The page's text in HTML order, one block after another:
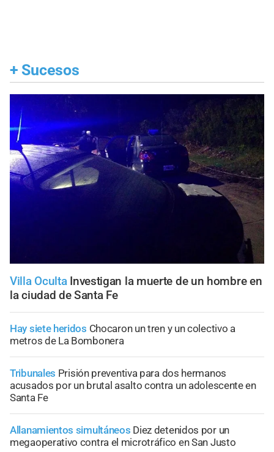
+ Sucesos
Villa Oculta Investigan la muerte de un hombre en
la ciudad de Santa Fe
Hay siete heridos Chocaron un tren y un colectivo a
metros de La Bombonera
Tribunales Prisión preventiva para dos hermanos
acusados por un brutal asalto contra un adolescente en
Santa Fe
Allanamientos simultáneos Diez detenidos por un
megaoperativo contra el microtráfico en San Justo